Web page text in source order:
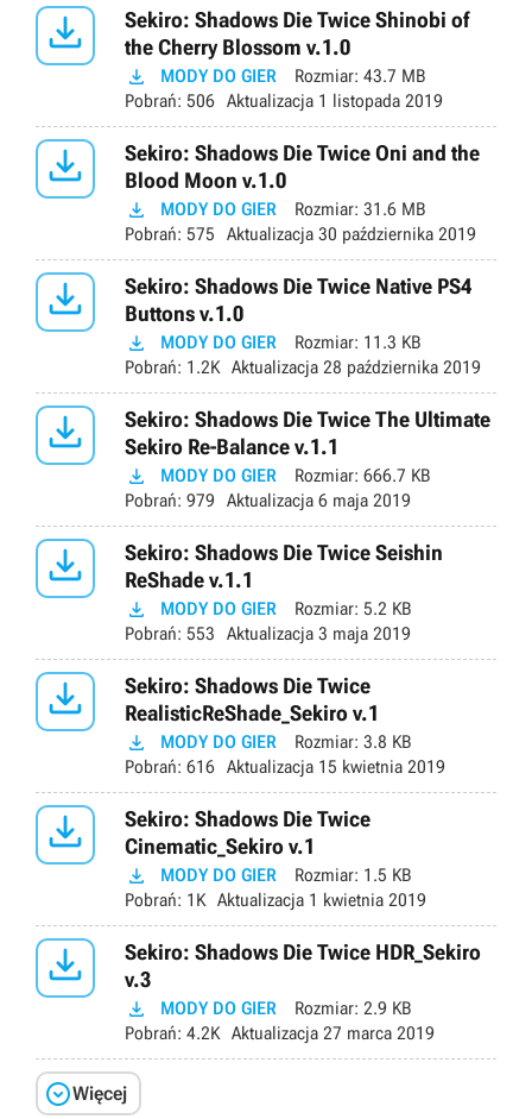

Sekiro: Shadows Die Twice Shinobi of
the Cherry Blossom v.1.0
 MODY DO GIER Rozmiar: 43.7 MB
Pobrań: 506 Aktualizacja 1 listopada 2019

Sekiro: Shadows Die Twice Oni and the
Blood Moon v.1.0
 MODY DO GIER Rozmiar: 31.6 MB
Pobrań: 575 Aktualizacja 30 października 2019

Sekiro: Shadows Die Twice Native PS4
Buttons v.1.0
 MODY DO GIER Rozmiar: 11.3 KB
Pobrań: 1.2K Aktualizacja 28 października 2019

Sekiro: Shadows Die Twice The Ultimate
Sekiro Re-Balance v.1.1
 MODY DO GIER Rozmiar: 666.7 KB
Pobrań: 979 Aktualizacja 6 maja 2019

Sekiro: Shadows Die Twice Seishin
ReShade v.1.1
 MODY DO GIER Rozmiar: 5.2 KB
Pobrań: 553 Aktualizacja 3 maja 2019

Sekiro: Shadows Die Twice
RealisticReShade_Sekiro v.1
 MODY DO GIER Rozmiar: 3.8 KB
Pobrań: 616 Aktualizacja 15 kwietnia 2019

Sekiro: Shadows Die Twice
Cinematic_Sekiro v.1
 MODY DO GIER Rozmiar: 1.5 KB
Pobrań: 1K Aktualizacja 1 kwietnia 2019

Sekiro: Shadows Die Twice HDR_Sekiro
v.3
 MODY DO GIER Rozmiar: 2.9 KB
Pobrań: 4.2K Aktualizacja 27 marca 2019
Więcej